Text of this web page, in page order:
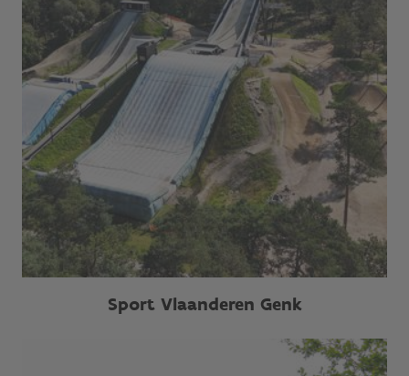
Sport Vlaanderen Genk